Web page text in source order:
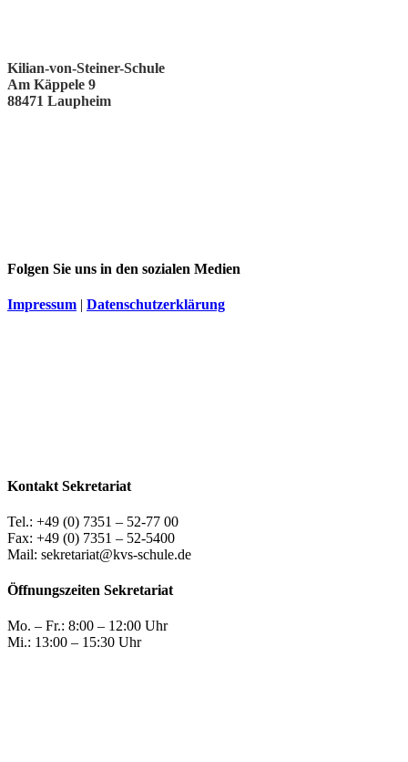
Kilian-von-Steiner-Schule
Am Käppele 9
88471 Laupheim
Folgen Sie uns in den sozialen Medien
Impressum | Datenschutzerklärung
Kontakt Sekretariat
Tel.: +49 (0) 7351 – 52-77 00
Fax: +49 (0) 7351 – 52-5400
Mail: sekretariat@kvs-schule.de
Öffnungszeiten Sekretariat
Mo. – Fr.: 8:00 – 12:00 Uhr
Mi.: 13:00 – 15:30 Uhr